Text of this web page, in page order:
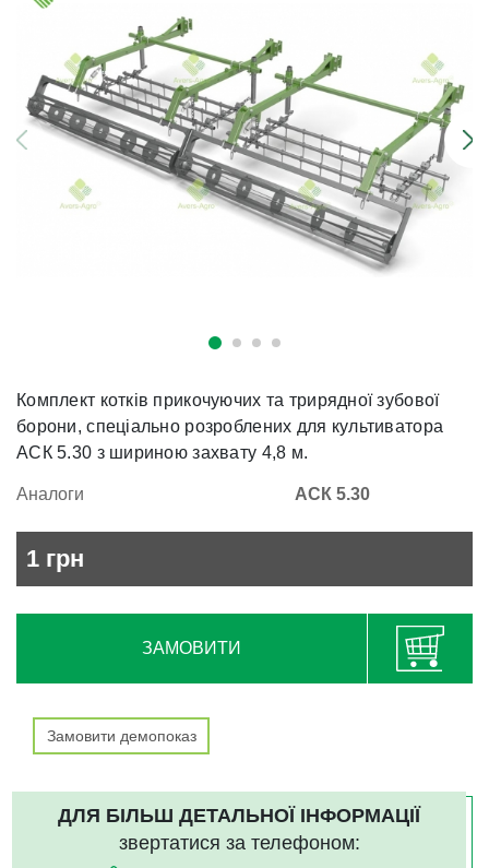
Комплект котків прикочуючих та трирядної зубової
борони, спеціально розроблених для культиватора
АСК 5.30 з шириною захвату 4,8 м.
Аналоги АСК 5.30
1 грн
ЗАМОВИТИ
Замовити демопоказ
ДЛЯ БІЛЬШ ДЕТАЛЬНОЇ ІНФОРМАЦІЇ
звертатися за телефоном: